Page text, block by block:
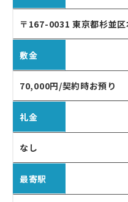
〒167-0031 東京都杉並
敷金
70,000円/契約時お預り
礼金
なし
最寄駅